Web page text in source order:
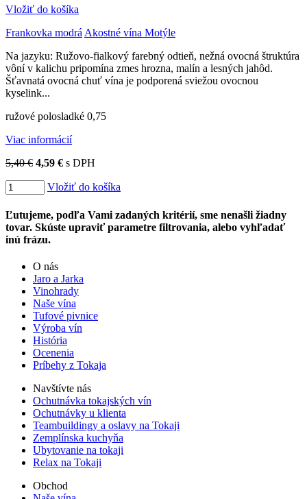
Vložiť do košíka
Frankovka modrá Akostné vína Motýle
Na jazyku: Ružovo-fialkový farebný odtieň, nežná ovocná štruktúra
vôní v kalichu pripomína zmes hrozna, malín a lesných jahôd.
Šťavnatá ovocná chuť vína je podporená sviežou ovocnou
kyselink...
ružové polosladké 0,75
Viac informácií
5,40 € 4,59 € s DPH
Vložiť do košíka
Ľutujeme, podľa Vami zadaných kritérií, sme nenašli žiadny
tovar. Skúste upraviť parametre filtrovania, alebo vyhľadať
inú frázu.
O nás
Jaro a Jarka
Vinohrady
Naše vína
Tufové pivnice
Výroba vín
História
Ocenenia
Príbehy z Tokaja
Navštívte nás
Ochutnávka tokajských vín
Ochutnávky u klienta
Teambuildingy a oslavy na Tokaji
Zemplínska kuchyňa
Ubytovanie na tokaji
Relax na Tokaji
Obchod